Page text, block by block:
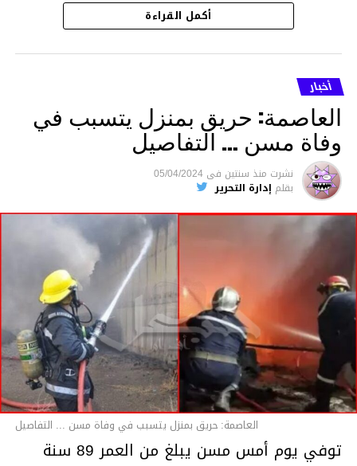
هذا وقد تمكن أعوان مركز الأمن الوطني بحي
هلال في توقيت قياسي من محاصرة المشتبه به
والقبض عليه وإحالته على التحقيق في خصوص
ما نُسبه إليه.
متابعة
قسم الاخبار
أكمل القراءة
أخبار
العاصمة: حريق بمنزل يتسبب في
وفاة مسن … التفاصيل
نشرت منذ سنتين فى 05/04/2024
بقلم إدارة التحرير
العاصمة: حريق بمنزل يتسبب في وفاة مسن ... التفاصيل
توفي يوم أمس مسن يبلغ من العمر 89 سنة